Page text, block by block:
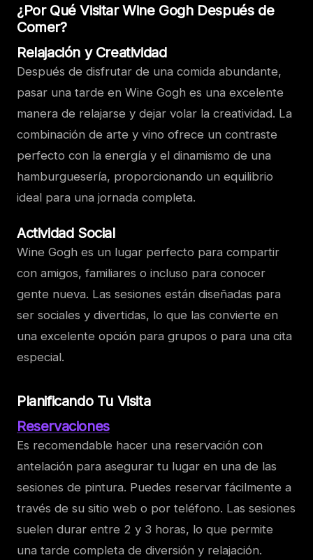
¿Por Qué Visitar Wine Gogh Después de
Comer?
Relajación y Creatividad
Después de disfrutar de una comida abundante,
pasar una tarde en Wine Gogh es una excelente
manera de relajarse y dejar volar la creatividad. La
combinación de arte y vino ofrece un contraste
perfecto con la energía y el dinamismo de una
hamburguesería, proporcionando un equilibrio
ideal para una jornada completa.
Actividad Social
Wine Gogh es un lugar perfecto para compartir
con amigos, familiares o incluso para conocer
gente nueva. Las sesiones están diseñadas para
ser sociales y divertidas, lo que las convierte en
una excelente opción para grupos o para una cita
especial.
Planificando Tu Visita
Reservaciones
Es recomendable hacer una reservación con
antelación para asegurar tu lugar en una de las
sesiones de pintura. Puedes reservar fácilmente a
través de su sitio web o por teléfono. Las sesiones
suelen durar entre 2 y 3 horas, lo que permite
una tarde completa de diversión y relajación.